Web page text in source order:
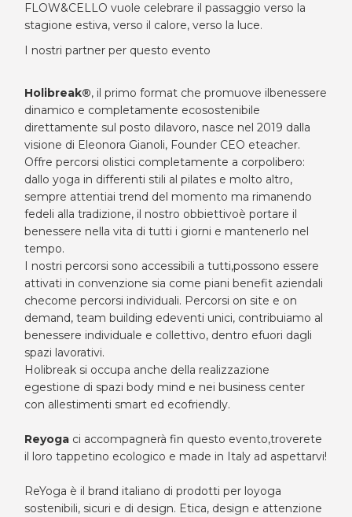
FLOW&CELLO vuole celebrare il passaggio verso la
stagione estiva, verso il calore, verso la luce.
I nostri partner per questo evento
Holibreak®, il primo format che promuove ilbenessere
dinamico e completamente ecosostenibile
direttamente sul posto dilavoro, nasce nel 2019 dalla
visione di Eleonora Gianoli, Founder CEO eteacher.
Offre percorsi olistici completamente a corpolibero:
dallo yoga in differenti stili al pilates e molto altro,
sempre attentiai trend del momento ma rimanendo
fedeli alla tradizione, il nostro obbiettivoè portare il
benessere nella vita di tutti i giorni e mantenerlo nel
tempo.
I nostri percorsi sono accessibili a tutti,possono essere
attivati in convenzione sia come piani benefit aziendali
checome percorsi individuali. Percorsi on site e on
demand, team building edeventi unici, contribuiamo al
benessere individuale e collettivo, dentro efuori dagli
spazi lavorativi.
Holibreak si occupa anche della realizzazione
egestione di spazi body mind e nei business center
con allestimenti smart ed ecofriendly.
Reyoga ci accompagnerà fin questo evento,troverete
il loro tappetino ecologico e made in Italy ad aspettarvi!
ReYoga è il brand italiano di prodotti per loyoga
sostenibili, sicuri e di design. Etica, design e attenzione